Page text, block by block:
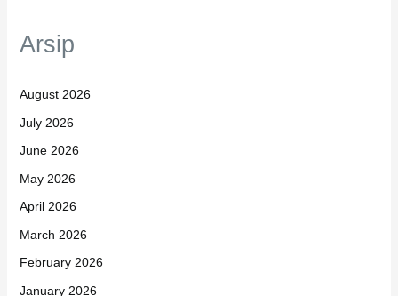
Arsip
August 2026
July 2026
June 2026
May 2026
April 2026
March 2026
February 2026
January 2026